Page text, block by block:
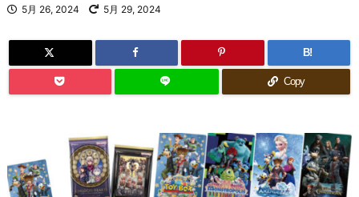
5月 26, 2024 5月 29, 2024
B!
Copy